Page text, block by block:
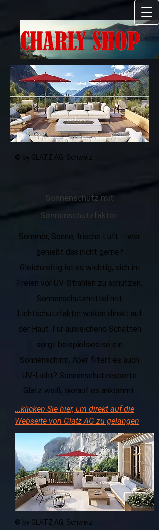
GmbH
© by GLATZ AG, Schweiz
Sonnenschutz mit
Sonnenschutzfaktor
Sommer, Sonne, frische Luft – wer
genießt das nicht gerne?
Gleichzeitig ist es wichtig, sich im
Freien vor UV-Strahlen zu schützen.
Sonnenschutzmittel mit
Lichtschutzfaktor wirken direkt auf
der Haut. Für ausreichend Schatten
sorgt beispielsweise ein
Sonnenschirm. Aber filtert es auch
UV-Licht? Sonnenschutzexperte
Glatz weiß, worauf es ankommt
...klicken Sie hier, um direkt auf die
Webseite von Glatz AG zu gelangen
© by GLATZ AG, Schweiz